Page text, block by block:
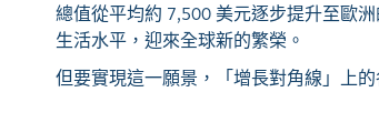
總值從平均約 7,500 美元逐步提升至歐
生活水平，迎來全球新的繁榮。
但要實現這一願景，「增長對角線」上